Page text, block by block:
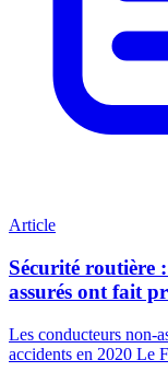
Article
Sécurité routière
assurés ont fait
Les conducteurs non-
accidents en 2020 Le